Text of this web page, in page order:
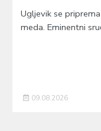
Ugljevik se
meda. Eminentni
09.08.2026